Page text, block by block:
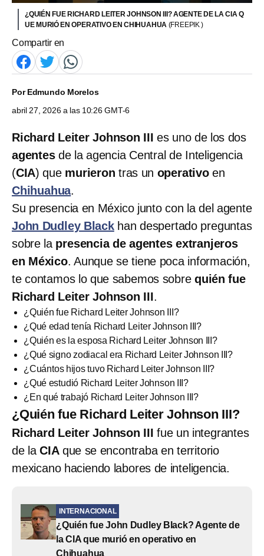
¿QUIÉN FUE RICHARD LEITER JOHNSON III? AGENTE DE LA CIA Q
UE MURIÓ EN OPERATIVO EN CHIHUAHUA (FREEPIK )
Compartir en
PorEdmundo Morelos
abril 27, 2026 a las 10:26 GMT-6
Richard Leiter Johnson III es uno de los dos
agentesde la agencia Central de Inteligencia
(CIA) que murieron tras un operativoen
Chihuahua.
Su presencia en México junto con la del agente
John Dudley Black han despertado preguntas
sobre la presencia de agentes extranjeros
en México. Aunque se tiene poca información,
te contamos lo que sabemos sobre quién fue
Richard Leiter Johnson III.
¿Quién fue Richard Leiter Johnson III?
¿Qué edad tenía Richard Leiter Johnson III?
¿Quién es la esposa Richard Leiter Johnson III?
¿Qué signo zodiacal era Richard Leiter Johnson III?
¿Cuántos hijos tuvo Richard Leiter Johnson III?
¿Qué estudió Richard Leiter Johnson III?
¿En qué trabajó Richard Leiter Johnson III?
¿Quién fue Richard Leiter Johnson III?
Richard Leiter Johnson III fue un integrantes
de la CIAque se encontraba en territorio
mexicano haciendo labores de inteligencia.
INTERNACIONAL
¿Quién fue John Dudley Black? Agente de
la CIA que murió en operativo en
Chihuahua